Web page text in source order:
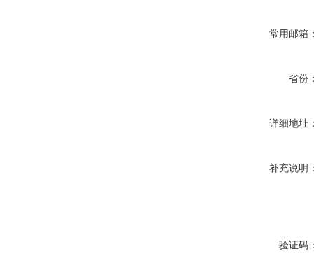
常用邮箱
省份
详细地址
补充说明
验证码